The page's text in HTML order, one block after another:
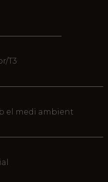
T3
el medi ambient